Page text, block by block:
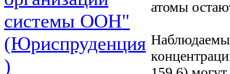
системы ООН"
(Юриспруденция
)
атомы